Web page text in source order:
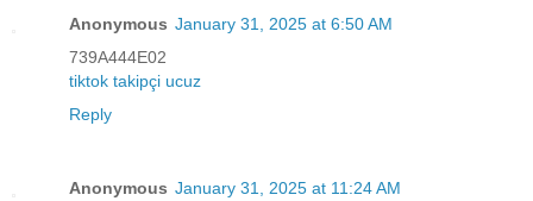
Anonymous January 31, 2025 at 6:50 AM
739A444E02
tiktok takipçi ucuz
Reply
Anonymous January 31, 2025 at 11:24 AM